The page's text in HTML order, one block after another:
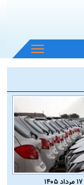
باز
و
منو